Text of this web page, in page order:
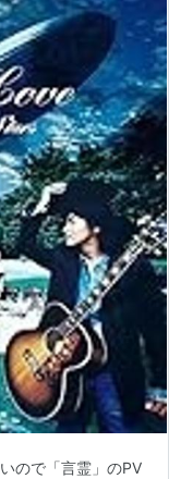
ので「言霊」のPV